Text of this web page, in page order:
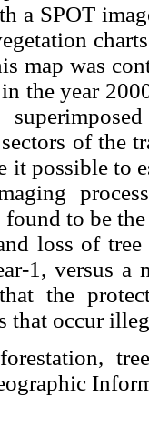
a SPOT
map was
the year
of the
it possible to
to be
loss of
1, versus a
the
that occur